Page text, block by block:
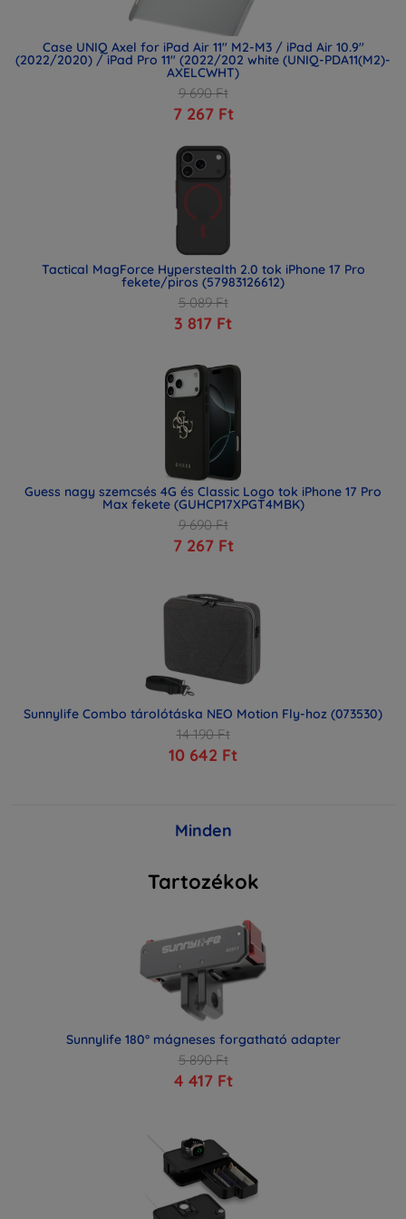
Case UNIQ Axel for iPad Air 11" M2-M3 / iPad Air 10.9"
(2022/2020) / iPad Pro 11" (2022/202 white (UNIQ-PDA11(M2)-
AXELCWHT)
9 690 Ft
7 267 Ft
Tactical MagForce Hyperstealth 2.0 tok iPhone 17 Pro
fekete/piros (57983126612)
5 089 Ft
3 817 Ft
Guess nagy szemcsés 4G és Classic Logo tok iPhone 17 Pro
Max fekete (GUHCP17XPGT4MBK)
9 690 Ft
7 267 Ft
Sunnylife Combo tárolótáska NEO Motion Fly-hoz (073530)
14 190 Ft
10 642 Ft
Minden
Tartozékok
Sunnylife 180° mágneses forgatható adapter
5 890 Ft
4 417 Ft